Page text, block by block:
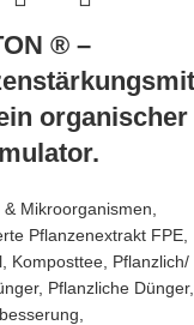
® –
organischer
Mikroorganismen
Pflanzenextrakt FPE
Komposttee Pflanzlich/
, Pflanzliche Dünger,